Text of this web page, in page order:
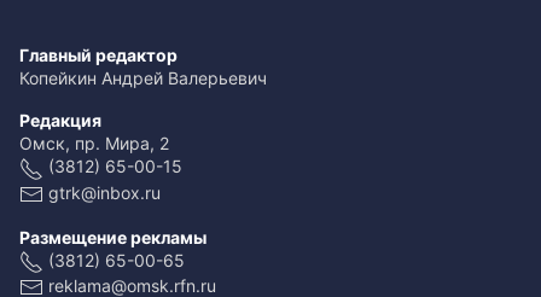
Главный редактор
Копейкин Андрей Валерьевич
Редакция
Омск, пр. Мира, 2
(3812) 65-00-15
gtrk@inbox.ru
Размещение рекламы
(3812) 65-00-65
reklama@omsk.rfn.ru